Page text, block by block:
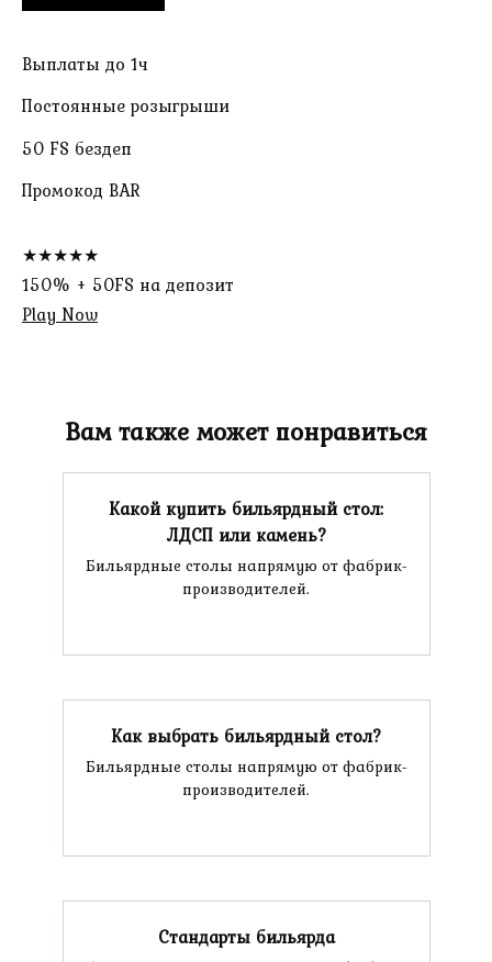
Выплаты до 1ч
Постоянные розыгрыши
50 FS бездеп
Промокод BAR
★★★★★
150% + 50FS на депозит
Play Now
Вам также может понравиться
Какой купить бильярдный стол:
ЛДСП или камень?
Бильярдные столы напрямую от фабрик-
производителей.
Как выбрать бильярдный стол?
Бильярдные столы напрямую от фабрик-
производителей.
Стандарты бильярда